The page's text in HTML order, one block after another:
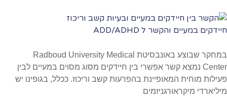
חיידקים במעיים והקשר ל ADD/ADHD
במחקר שבוצע באונבסיטת Radboud University Medical
Center נמצא קשר אפשרי בין חיידקים מסוג מסוים במעיים לבין
פעילות מוחית המאופיינת בהפרעות קשב וריכוז. ככלל, בגופינו יש
מיליארדי מיקראורגניזמים